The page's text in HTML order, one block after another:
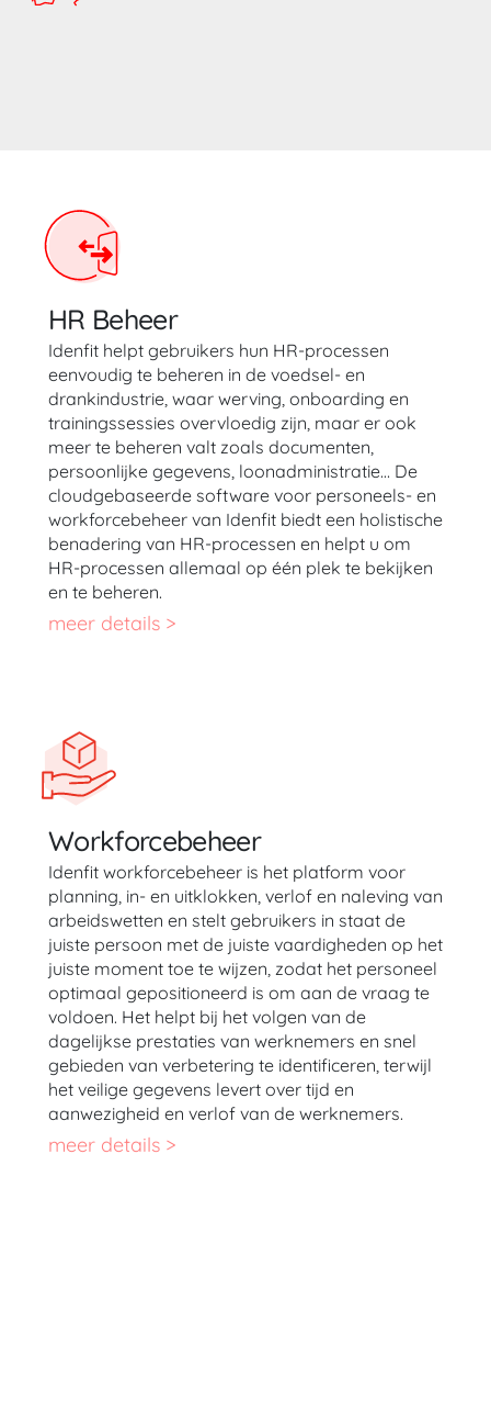
HR Beheer
Idenfit helpt gebruikers hun HR-processen
eenvoudig te beheren in de voedsel- en
drankindustrie, waar werving, onboarding en
trainingssessies overvloedig zijn, maar er ook
meer te beheren valt zoals documenten,
persoonlijke gegevens, loonadministratie… De
cloudgebaseerde software voor personeels- en
workforcebeheer van Idenfit biedt een holistische
benadering van HR-processen en helpt u om
HR-processen allemaal op één plek te bekijken
en te beheren.
meer details >
Workforcebeheer
Idenfit workforcebeheer is het platform voor
planning, in- en uitklokken, verlof en naleving van
arbeidswetten en stelt gebruikers in staat de
juiste persoon met de juiste vaardigheden op het
juiste moment toe te wijzen, zodat het personeel
optimaal gepositioneerd is om aan de vraag te
voldoen. Het helpt bij het volgen van de
dagelijkse prestaties van werknemers en snel
gebieden van verbetering te identificeren, terwijl
het veilige gegevens levert over tijd en
aanwezigheid en verlof van de werknemers.
meer details >